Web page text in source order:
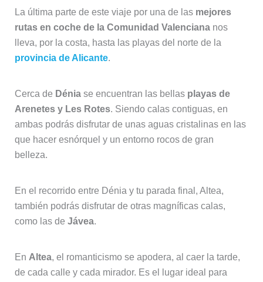
La última parte de este viaje por una de las mejores
rutas en coche de la Comunidad Valenciananos
lleva, por la costa, hasta las playas del norte de la
provincia de Alicante.
Cerca de Déniase encuentran las bellas playas de
Arenetes y Les Rotes. Siendo calas contiguas, en
ambas podrás disfrutar de unas aguas cristalinas en las
que hacer esnórquel y un entorno rocos de gran
belleza.
En el recorrido entre Dénia y tu parada final, Altea,
también podrás disfrutar de otras magníficas calas,
como las de Jávea.
En Altea, el romanticismo se apodera, al caer la tarde,
de cada calle y cada mirador. Es el lugar ideal para